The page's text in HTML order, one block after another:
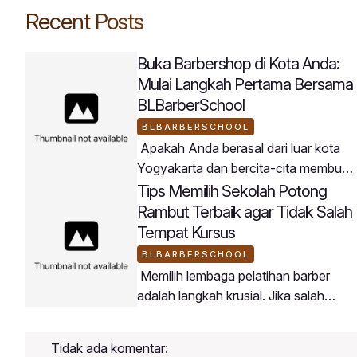
Recent Posts
Buka Barbershop di Kota Anda:
Mulai Langkah Pertama Bersama
BLBarberSchool
BLBARBERSCHOOL
Apakah Anda berasal dari luar kota
Yogyakarta dan bercita-cita membuka
usaha barbershop di daerah asal
Anda? BLBarberSchool menjadi
jembatan terbaik untuk mewujudkan
rencana tersebut.Peserta
BLBarberSchool datang dari berbagai
penjuru wilayah di Indonesia dengan
tujuan membawa keahlian barbering
masing.Mengapa Buka Barbershop di
Tips Memilih Sekolah Potong
Rambut Terbaik agar Tidak Salah
Tempat Kursus
BLBARBERSCHOOL
Memilih lembaga pelatihan barber
adalah langkah krusial. Jika salah
Tidak ada komentar: